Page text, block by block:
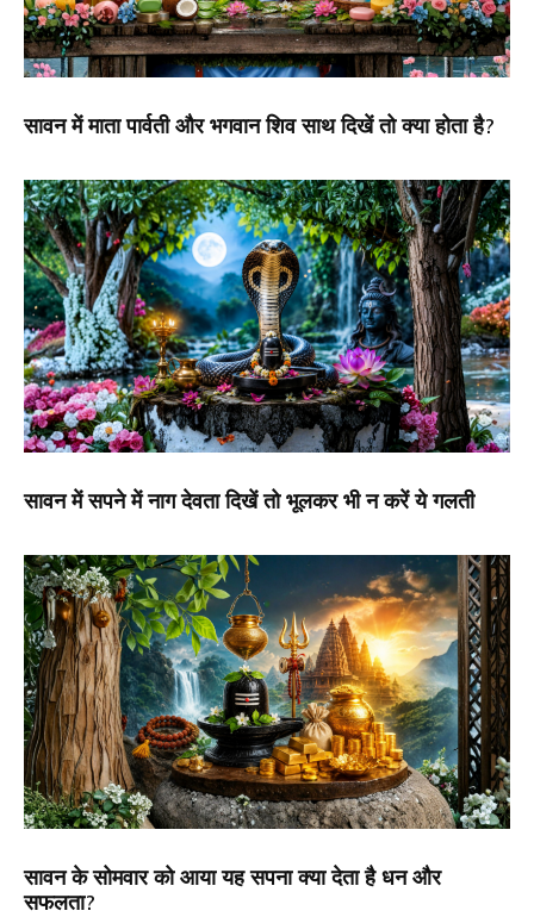
सावन में माता पार्वती और भगवान शिव साथ दिखें तो क्या होता है?
सावन में सपने में नाग देवता दिखें तो भूलकर भी न करें ये गलती
सावन के सोमवार को आया यह सपना क्या देता है धन और
सफलता?